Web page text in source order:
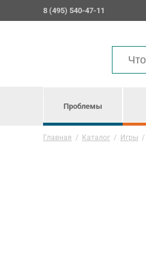
8 (495) 540-47-11
Проблемы
Главная / Каталог / Игры /